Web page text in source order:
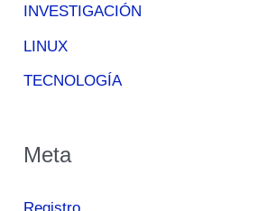
INVESTIGACIÓN
LINUX
TECNOLOGÍA
Meta